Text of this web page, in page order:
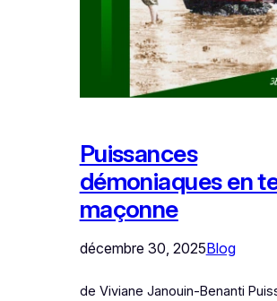
Puissances
démoniaques en
maçonne
décembre 30, 2025Blog
de Viviane Janouin-Benanti